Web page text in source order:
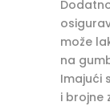
može
na
Imajući
i brojne